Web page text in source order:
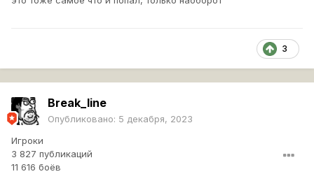
3
Break_line
Опубликовано: 5 декабря, 2023
Игроки
3 827 публикаций
11 616 боёв